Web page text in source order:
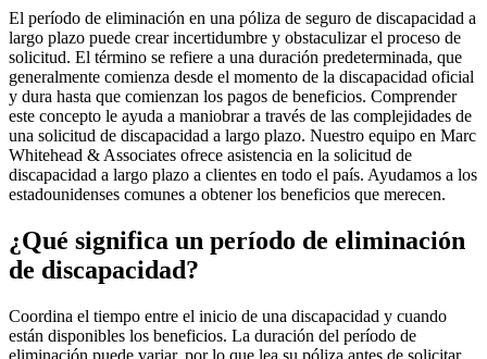
El período de eliminación en una póliza de seguro de discapacidad a
largo plazo puede crear incertidumbre y obstaculizar el proceso de
solicitud. El término se refiere a una duración predeterminada, que
generalmente comienza desde el momento de la discapacidad oficial
y dura hasta que comienzan los pagos de beneficios. Comprender
este concepto le ayuda a maniobrar a través de las complejidades de
una solicitud de discapacidad a largo plazo. Nuestro equipo en Marc
Whitehead & Associates ofrece asistencia en la solicitud de
discapacidad a largo plazo a clientes en todo el país. Ayudamos a los
estadounidenses comunes a obtener los beneficios que merecen.
¿Qué significa un período de eliminación
de discapacidad?
Coordina el tiempo entre el inicio de una discapacidad y cuando
están disponibles los beneficios. La duración del período de
eliminación puede variar, por lo que lea su póliza antes de solicitar